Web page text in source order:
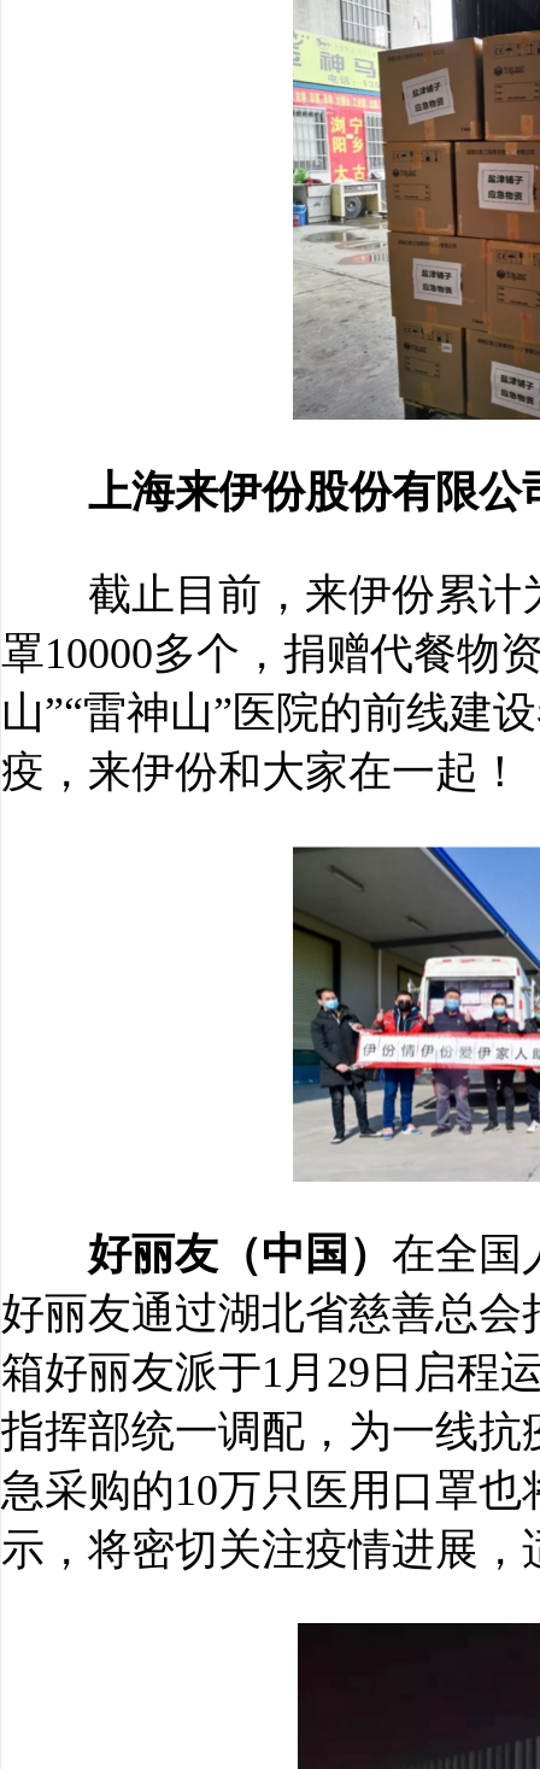
上海来伊份股份有限公
截止目前，来伊份累计
罩10000多个，捐赠代餐物
山”“雷神山”医院的前线建
疫，来伊份和大家在一起！
好丽友（中国） 在全国
好丽友通过湖北省慈善总会
箱好丽友派于1月29日启程
指挥部统一调配，为一线
急采购的10万只医用口罩
示，将密切关注疫情进展